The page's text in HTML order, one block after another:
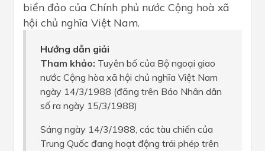
biển đảo của Chính phủ nước Cộng hoà xã
hội chủ nghĩa Việt Nam.
Hướng dẫn giải
Tham khảo: Tuyên bố của Bộ ngoại giao
nước Cộng hòa xã hội chủ nghĩa Việt Nam
ngày 14/3/1988 (đăng trên Báo Nhân dân
số ra ngày 15/3/1988)
Sáng ngày 14/3/1988, các tàu chiến của
Trung Quốc đang hoạt động trái phép trên